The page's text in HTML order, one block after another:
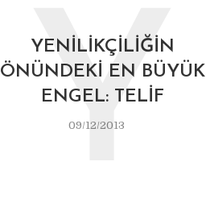
YENILIKÇILIĞIN
ÖNÜNDEKI EN BÜYÜK
ENGEL: TELIF
09/12/2013
Y